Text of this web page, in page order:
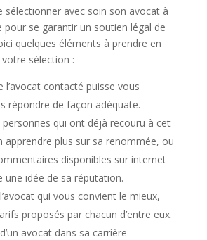
sélectionner avec soin son avocat à
pour se garantir un soutien légal de
quelques éléments à prendre en
sélection :
l’avocat contacté puisse vous
répondre de façon adéquate.
qui ont déjà recouru à cet
apprendre plus sur sa renommée, ou
disponibles sur internet
une idée de sa réputation.
qui vous convient le mieux,
proposés par chacun d’entre eux.
avocat dans sa carrière